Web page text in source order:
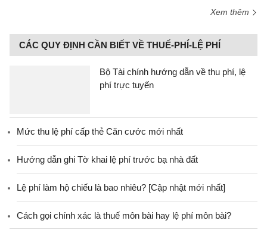
Xem thêm
CÁC QUY ĐỊNH CẦN BIẾT VỀ THUẾ-PHÍ-LỆ PHÍ
Bộ Tài chính hướng dẫn về thu phí, lệ
phí trực tuyến
Mức thu lệ phí cấp thẻ Căn cước mới nhất
Hướng dẫn ghi Tờ khai lệ phí trước bạ nhà đất
Lệ phí làm hộ chiếu là bao nhiêu? [Cập nhật mới nhất]
Cách gọi chính xác là thuế môn bài hay lệ phí môn bài?